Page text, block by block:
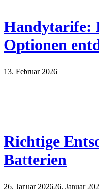
Handytarife:
Optionen
13. Februar 2026
Richtige
Batterien
26. Januar 202626. Januar